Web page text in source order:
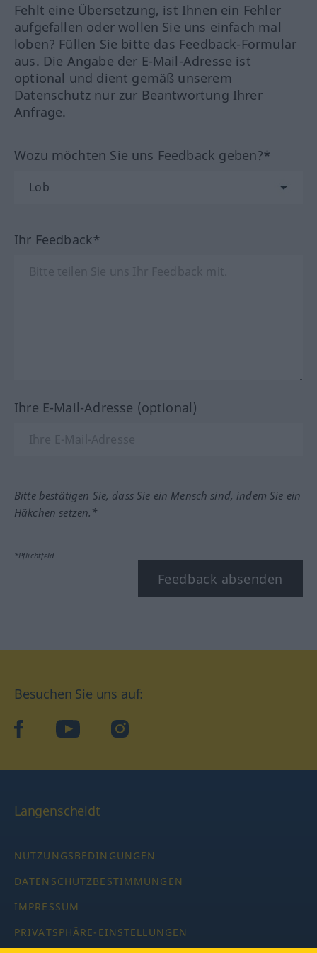
Fehlt eine Übersetzung, ist Ihnen ein Fehler
aufgefallen oder wollen Sie uns einfach mal
loben? Füllen Sie bitte das Feedback-Formular
aus. Die Angabe der E-Mail-Adresse ist
optional und dient gemäß unserem
Datenschutz nur zur Beantwortung Ihrer
Anfrage.
Wozu möchten Sie uns Feedback geben?*
Ihr Feedback*
Ihre E-Mail-Adresse (optional)
Bitte bestätigen Sie, dass Sie ein Mensch sind, indem Sie ein
Häkchen setzen.*
*Pflichtfeld
Feedback absenden
Besuchen Sie uns auf:
facebookYouTube Instagram
Langenscheidt
NUTZUNGSBEDINGUNGEN
DATENSCHUTZBESTIMMUNGEN
IMPRESSUM
PRIVATSPHÄRE-EINSTELLUNGEN